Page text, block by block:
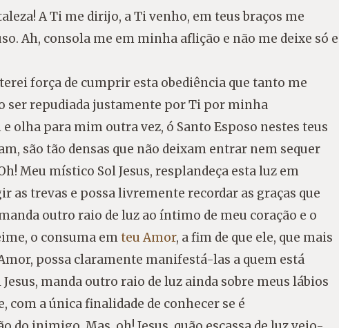
A Ti me dirijo, a Ti venho, em teus braços me
Ah, consola me em minha aflição e não me deixe só e
força de cumprir esta obediência que tanto me
ser repudiada justamente por Ti por minha
olha para mim outra vez, ó Santo Esposo nestes teus
são tão densas que não deixam entrar nem sequer
Meu místico Sol Jesus, resplandeça esta luz em
as trevas e possa livremente recordar as graças que
outro raio de luz ao íntimo de meu coração e o
o consuma emteu Amor, a fim de que ele, que mais
possa claramente manifestá-las a quem está
manda outro raio de luz ainda sobre meus lábios
com a única finalidade de conhecer se é